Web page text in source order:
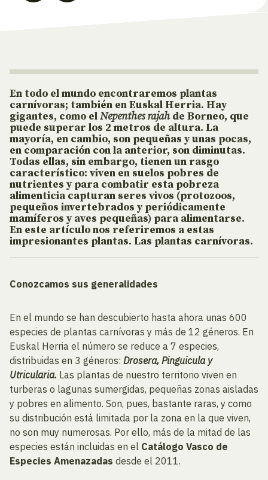
En todo el mundo encontraremos plantas
carnívoras; también en Euskal Herria. Hay
gigantes, como elNepenthes rajahde Borneo, que
puede superar los 2 metros de altura. La
mayoría, en cambio, son pequeñas y unas pocas,
en comparación con la anterior, son diminutas.
Todas ellas, sin embargo, tienen un rasgo
característico: viven en suelos pobres de
nutrientes y para combatir esta pobreza
alimenticia capturan seres vivos (protozoos,
pequeños invertebrados y periódicamente
mamíferos y aves pequeñas) para alimentarse.
En este artículo nos referiremos a estas
impresionantes plantas. Las plantas carnívoras.
Conozcamos sus generalidades
En el mundo se han descubierto hasta ahora unas 600
especies de plantas carnívoras y más de 12 géneros. En
Euskal Herria el número se reduce a 7 especies,
distribuidas en 3 géneros: Drosera, Pinguicula y
Utricularia. Las plantas de nuestro territorio viven en
turberas o lagunas sumergidas, pequeñas zonas aisladas
y pobres en alimento. Son, pues, bastante raras, y como
su distribución está limitada por la zona en la que viven,
no son muy numerosas. Por ello, más de la mitad de las
especies están incluidas en el Catálogo Vasco de
Especies Amenazadas desde el 2011.